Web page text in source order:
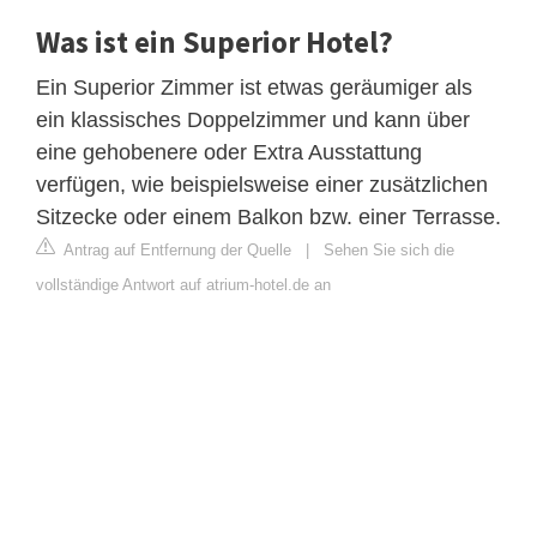
Was ist ein Superior Hotel?
Ein Superior Zimmer ist etwas geräumiger als
ein klassisches Doppelzimmer und kann über
eine gehobenere oder Extra Ausstattung
verfügen, wie beispielsweise einer zusätzlichen
Sitzecke oder einem Balkon bzw. einer Terrasse.
Antrag auf Entfernung der Quelle | Sehen Sie sich die
vollständige Antwort auf atrium-hotel.de an